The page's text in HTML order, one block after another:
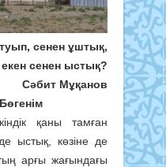
сенен ұштық,
сенен ыстық?
Сәбит Мұқанов
қаны тамған
ыстық, көзіне де
арғы жағындағы